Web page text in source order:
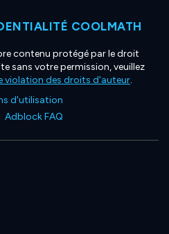
COOLMATH
contenu protégé par le droit
sans votre permission, veuillez
violation des droits d'auteur.
d'utilisation
Adblock FAQ